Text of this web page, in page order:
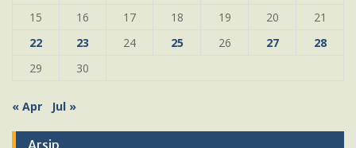
15
16 17 18 19 20
21
22
23 24 25 26 27
28
29
30
« Apr Jul »
Arsip